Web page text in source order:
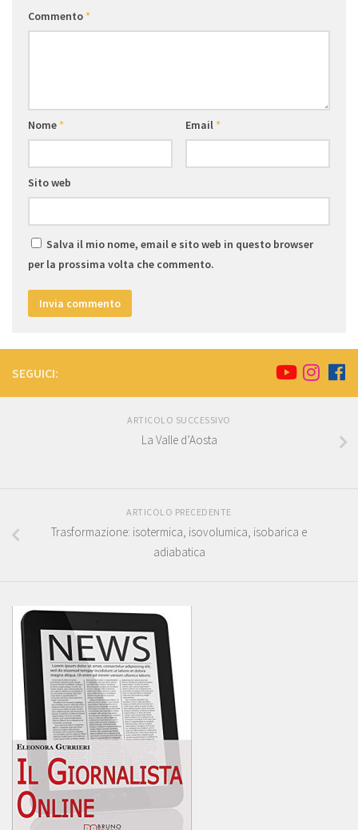
Commento*
Nome* Email*
Sito web
Salva il mio nome, email e sito web in questo browser
per la prossima volta che commento.
SEGUICI:
ARTICOLO SUCCESSIVO
La Valle d’Aosta
ARTICOLO PRECEDENTE
Trasformazione: isotermica, isovolumica, isobarica e
adiabatica